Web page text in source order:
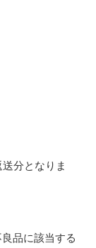
分となりま
品に該当する